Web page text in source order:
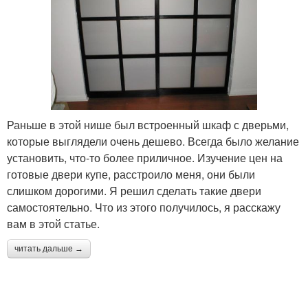
Раньше в этой нише был встроенный шкаф с дверьми,
которые выглядели очень дешево. Всегда было желание
установить, что-то более приличное. Изучение цен на
готовые двери купе, расстроило меня, они были
слишком дорогими. Я решил сделать такие двери
самостоятельно. Что из этого получилось, я расскажу
вам в этой статье.
читать дальше →